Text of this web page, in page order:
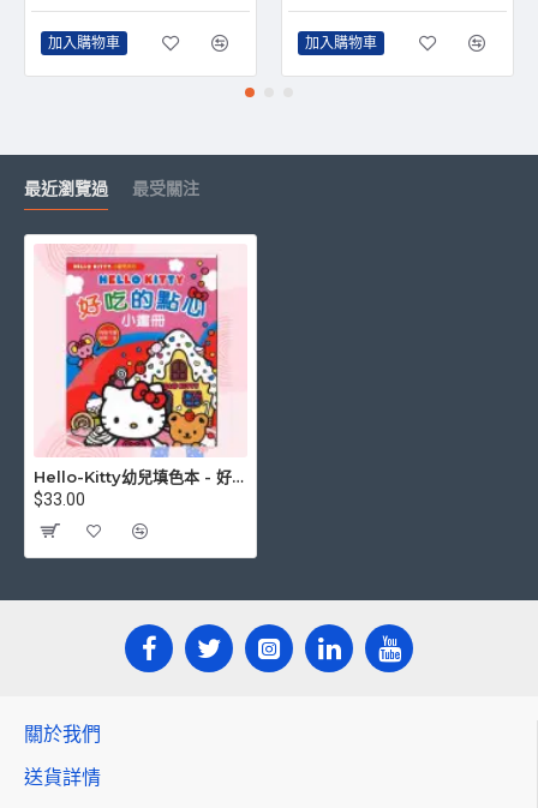
加入購物車 加入購物車
最近瀏覽過 最受關注
Hello-Kitty幼兒填色本 - 好吃的點心小畫冊
$33.00
關於我們
送貨詳情